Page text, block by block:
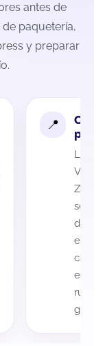
antes de
paquetería,
y preparar
La
de
cada
es
ruta
guía